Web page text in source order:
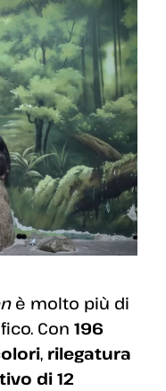
è molto più di
Con 196
, rilegatura
di 12